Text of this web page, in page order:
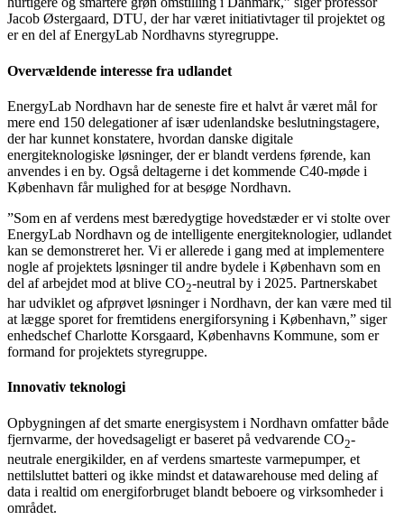
Jacob Østergaard, DTU, der har været initiativtager til projektet og
er en del af EnergyLab Nordhavns styregruppe.
Overvældende interesse fra udlandet
EnergyLab Nordhavn har de seneste fire et halvt år været mål for
mere end 150 delegationer af især udenlandske beslutningstagere,
der har kunnet konstatere, hvordan danske digitale
energiteknologiske løsninger, der er blandt verdens førende, kan
anvendes i en by. Også deltagerne i det kommende C40-møde i
København får mulighed for at besøge Nordhavn.
”Som en af verdens mest bæredygtige hovedstæder er vi stolte over
EnergyLab Nordhavn og de intelligente energiteknologier, udlandet
kan se demonstreret her. Vi er allerede i gang med at implementere
nogle af projektets løsninger til andre bydele i København som en
del af arbejdet mod at blive CO2-neutral by i 2025. Partnerskabet
har udviklet og afprøvet løsninger i Nordhavn, der kan være med til
at lægge sporet for fremtidens energiforsyning i København,” siger
enhedschef Charlotte Korsgaard, Københavns Kommune, som er
formand for projektets styregruppe.
Innovativ teknologi
Opbygningen af det smarte energisystem i Nordhavn omfatter både
fjernvarme, der hovedsageligt er baseret på vedvarende CO2-
neutrale energikilder, en af verdens smarteste varmepumper, et
nettilsluttet batteri og ikke mindst et datawarehouse med deling af
data i realtid om energiforbruget blandt beboere og virksomheder i
området.